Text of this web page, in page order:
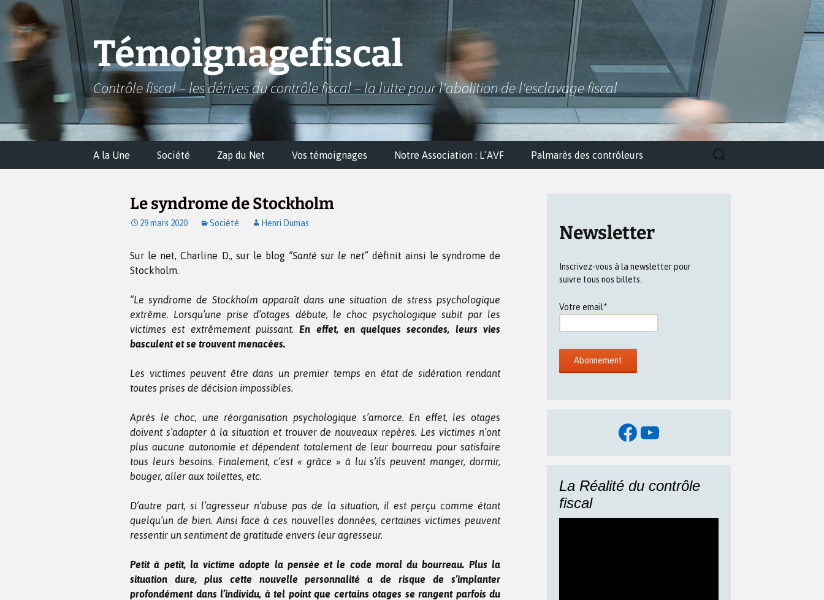
Aller
au
contenu
Témoignagefiscal
Contrôle fiscal – les dérives du contrôle fiscal – la lutte pour l'abolition de l'esclavage fiscal
A la Une Société Zap du Net Vos témoignages Notre Association : L’AVF Palmarès des contrôleurs
Rechercher :
Le syndrome de Stockholm
29 mars 2020 Société Henri Dumas
Sur le net, Charline D., sur le blog “Santé sur le net” définit ainsi le syndrome de
Stockholm.
“Le syndrome de Stockholm apparaît dans une situation de stress psychologique
extrême. Lorsqu’une prise d’otages débute, le choc psychologique subit par les
victimes est extrêmement puissant.En effet, en quelques secondes, leurs vies
basculent et se trouvent menacées.
Les victimes peuvent être dans un premier temps en état de sidération rendant
toutes prises de décision impossibles.
Après le choc, une réorganisation psychologique s’amorce. En effet, les otages
doivent s’adapter à la situation et trouver de nouveaux repères. Les victimes n’ont
plus aucune autonomie et dépendent totalement de leur bourreau pour satisfaire
tous leurs besoins. Finalement, c’est « grâce » à lui s’ils peuvent manger, dormir,
bouger, aller aux toilettes, etc.
D’autre part, si l’agresseur n’abuse pas de la situation, il est perçu comme étant
quelqu’un de bien. Ainsi face à ces nouvelles données, certaines victimes peuvent
ressentir un sentiment de gratitude envers leur agresseur.
Petit à petit, la victime adopte la pensée et le code moral du bourreau. Plus la
situation dure, plus cette nouvelle personnalité a de risque de s’implanter
profondément dans l’individu, à tel point que certains otages se rangent parfois du
Newsletter
Inscrivez-vous à la newsletter pour
suivre tous nos billets.
Votre email*
Facebook
YouTube
La Réalité du contrôle
fiscal